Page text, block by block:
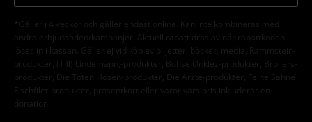
*Gäller i 4 veckor och gäller endast online. Kan inte kombineras med
andra erbjudanden/kampanjer. Aktuell rabatt dras av när rabattkoden
löses in i kassan. Gäller ej vid köp av biljetter, böcker, media, Rammstein-
produkter, (Till) Lindemann,-produkter, Böhse Onklez-produkter, Broilers-
produkter, Die Toten Hosen-produkter, Die Ärzte-produkter, Feine Sahne
Fischfilet-produkter, presentkort eller varor vars pris inkluderar en
donation.